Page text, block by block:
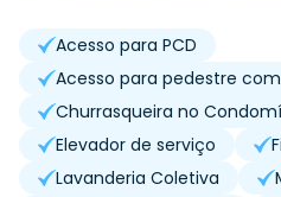
Acesso para PCD
Acesso para pedestre
Churrasqueira no
Elevador de serviço
Lavanderia Coletiva